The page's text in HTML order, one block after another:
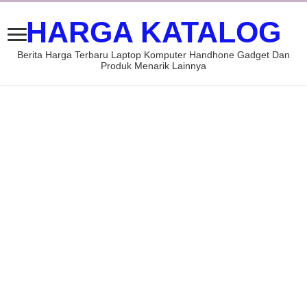
HARGA KATALOG
Berita Harga Terbaru Laptop Komputer Handhone Gadget Dan
Produk Menarik Lainnya